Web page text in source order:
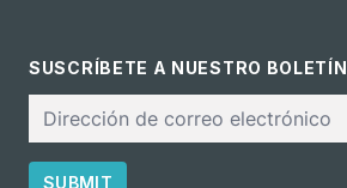
SUSCRÍBETE A NUESTRO BOLETÍN
electrónico
SUBMIT